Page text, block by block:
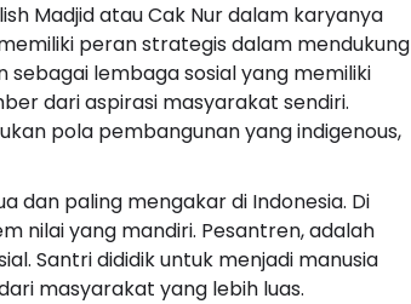
Madjid atau Cak Nur dalam karyanya
peran strategis dalam mendukung
lembaga sosial yang memiliki
dari aspirasi masyarakat sendiri.
pola pembangunan yang indigenous,
dan paling mengakar di Indonesia. Di
nilai yang mandiri. Pesantren, adalah
Santri dididik untuk menjadi manusia
masyarakat yang lebih luas.